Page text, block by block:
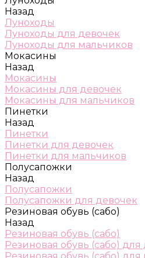
Назад
Луноходы
Луноходы для девочек
Луноходы для мальчиков
Мокасины
Назад
Мокасины
Мокасины для девочек
Мокасины для мальчиков
Пинетки
Назад
Пинетки
Пинетки для девочек
Пинетки для мальчиков
Полусапожки
Назад
Полусапожки
Полусапожки для девочек
Резиновая обувь (сабо)
Назад
Резиновая обувь (сабо)
Резиновая обувь (сабо) для